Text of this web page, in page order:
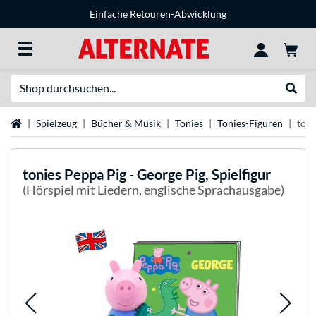
Einfache Retouren-Abwicklung
StartseiteSpielzeug Bücher & Musik Tonies Tonies-Figuren
tonies Peppa Pig - George Pig, Spielfigur
(Hörspiel mit Liedern, englische Sprachausgabe)